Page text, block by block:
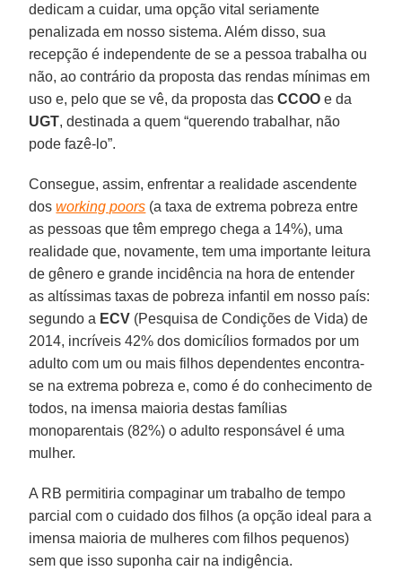
dedicam a cuidar, uma opção vital seriamente
penalizada em nosso sistema. Além disso, sua
recepção é independente de se a pessoa trabalha ou
não, ao contrário da proposta das rendas mínimas em
uso e, pelo que se vê, da proposta dasCCOO e da
UGT, destinada a quem “querendo trabalhar, não
pode fazê-lo”.
Consegue, assim, enfrentar a realidade ascendente
dosworking poors (a taxa de extrema pobreza entre
as pessoas que têm emprego chega a 14%), uma
realidade que, novamente, tem uma importante leitura
de gênero e grande incidência na hora de entender
as altíssimas taxas de pobreza infantil em nosso país:
segundo a ECV (Pesquisa de Condições de Vida) de
2014, incríveis 42% dos domicílios formados por um
adulto com um ou mais filhos dependentes encontra-
se na extrema pobreza e, como é do conhecimento de
todos, na imensa maioria destas famílias
monoparentais (82%) o adulto responsável é uma
mulher.
A RB permitiria compaginar um trabalho de tempo
parcial com o cuidado dos filhos (a opção ideal para a
imensa maioria de mulheres com filhos pequenos)
sem que isso suponha cair na indigência.